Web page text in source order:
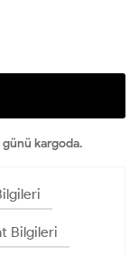
kargoda.
Bilgileri